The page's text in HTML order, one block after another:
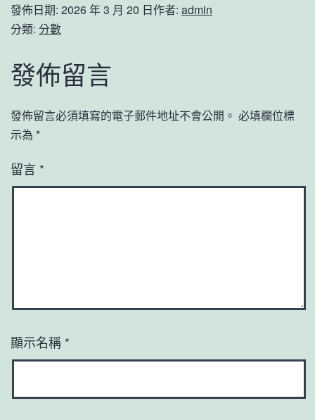
發佈日期: 2026 年 3 月 20 日作者: admin
分類: 分數
發佈留言
發佈留言必須填寫的電子郵件地址不會公開。 必填欄位標
示為 *
留言 *
顯示名稱 *